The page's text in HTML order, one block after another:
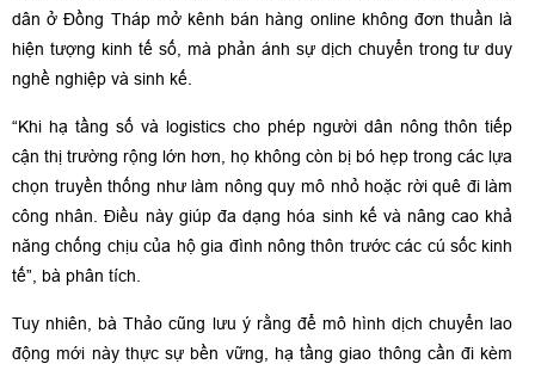
dân ở Đồng Tháp mở kênh bán hàng online không đơn thuần là
hiện tượng kinh tế số, mà phản ánh sự dịch chuyển trong tư duy
nghề nghiệp và sinh kế.
“Khi hạ tầng số và logistics cho phép người dân nông thôn tiếp
cận thị trường rộng lớn hơn, họ không còn bị bó hẹp trong các lựa
chọn truyền thống như làm nông quy mô nhỏ hoặc rời quê đi làm
công nhân. Điều này giúp đa dạng hóa sinh kế và nâng cao khả
năng chống chịu của hộ gia đình nông thôn trước các cú sốc kinh
tế”, bà phân tích.
Tuy nhiên, bà Thảo cũng lưu ý rằng để mô hình dịch chuyển lao
động mới này thực sự bền vững, hạ tầng giao thông cần đi kèm